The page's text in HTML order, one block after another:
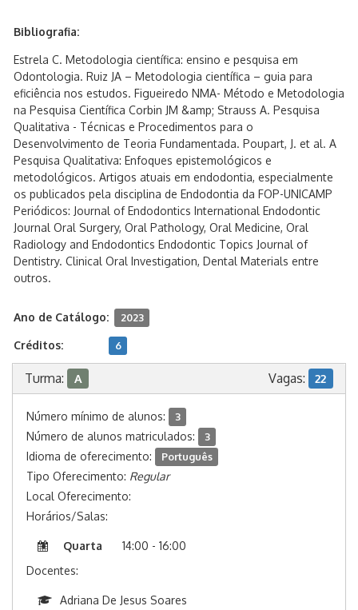
Bibliografia:
Estrela C. Metodologia científica: ensino e pesquisa em
Odontologia. Ruiz JA – Metodologia científica – guia para
eficiência nos estudos. Figueiredo NMA- Método e Metodologia
na Pesquisa Científica Corbin JM &amp; Strauss A. Pesquisa
Qualitativa - Técnicas e Procedimentos para o
Desenvolvimento de Teoria Fundamentada. Poupart, J. et al. A
Pesquisa Qualitativa: Enfoques epistemológicos e
metodológicos. Artigos atuais em endodontia, especialmente
os publicados pela disciplina de Endodontia da FOP-UNICAMP
Periódicos: Journal of Endodontics International Endodontic
Journal Oral Surgery, Oral Pathology, Oral Medicine, Oral
Radiology and Endodontics Endodontic Topics Journal of
Dentistry. Clinical Oral Investigation, Dental Materials entre
outros.
Ano de Catálogo: 2023
Créditos: 6
Turma: A Vagas: 22
Número mínimo de alunos: 3
Número de alunos matriculados: 3
Idioma de oferecimento: Português
Tipo Oferecimento: Regular
Local Oferecimento:
Horários/Salas:
Quarta
14:00 - 16:00
Docentes:
Adriana De Jesus Soares